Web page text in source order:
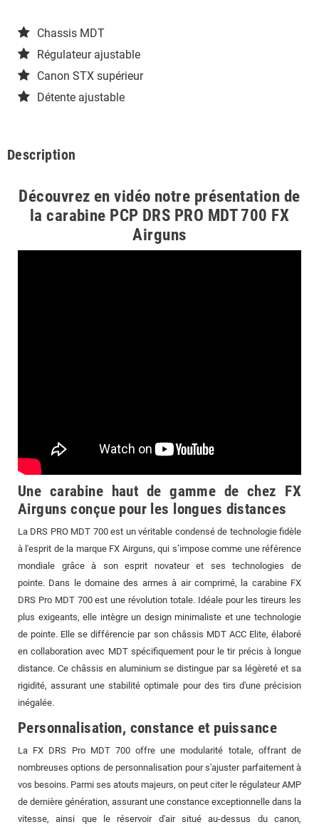
Chassis MDT
Régulateur ajustable
Canon STX supérieur
Détente ajustable
Description
Découvrez en vidéo notre présentation de
la carabine PCP DRS PRO MDT 700 FX
Airguns
Une carabine haut de gamme de chez FX
Airguns conçue pour les longues distances
La DRS PRO MDT 700 est un véritable condensé de technologie fidèle
à l'esprit de la marque FX Airguns, qui s’impose comme une référence
mondiale grâce à son esprit novateur et ses technologies de
pointe. Dans le domaine des armes à air comprimé, la carabine FX
DRS Pro MDT 700 est une révolution totale. Idéale pour les tireurs les
plus exigeants, elle intègre un design minimaliste et une technologie
de pointe. Elle se différencie par son châssis MDT ACC Elite, élaboré
en collaboration avec MDT spécifiquement pour le tir précis à longue
distance. Ce châssis en aluminium se distingue par sa légèreté et sa
rigidité, assurant une stabilité optimale pour des tirs d'une précision
inégalée.
Personnalisation, constance et puissance
La FX DRS Pro MDT 700 offre une modularité totale, offrant de
nombreuses options de personnalisation pour s'ajuster parfaitement à
vos besoins. Parmi ses atouts majeurs, on peut citer le régulateur AMP
de dernière génération, assurant une constance exceptionnelle dans la
vitesse, ainsi que le réservoir d'air situé au-dessus du canon,